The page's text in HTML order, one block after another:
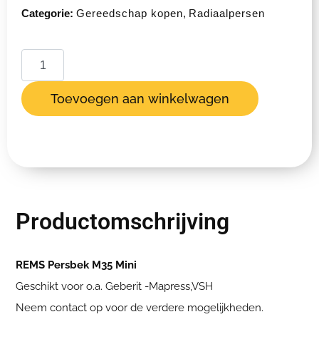
Categorie: Gereedschap kopen, Radiaalpersen
Toevoegen aan winkelwagen
Productomschrijving
REMS Persbek M35 Mini
Geschikt voor o.a. Geberit -Mapress,VSH
Neem contact op voor de verdere mogelijkheden.